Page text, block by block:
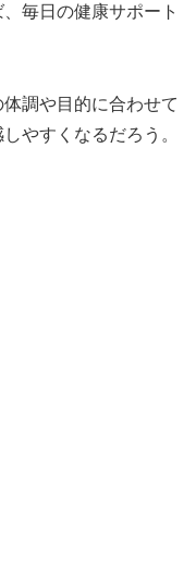
毎日の健康サポート
調や目的に合わせて
やすくなるだろう。